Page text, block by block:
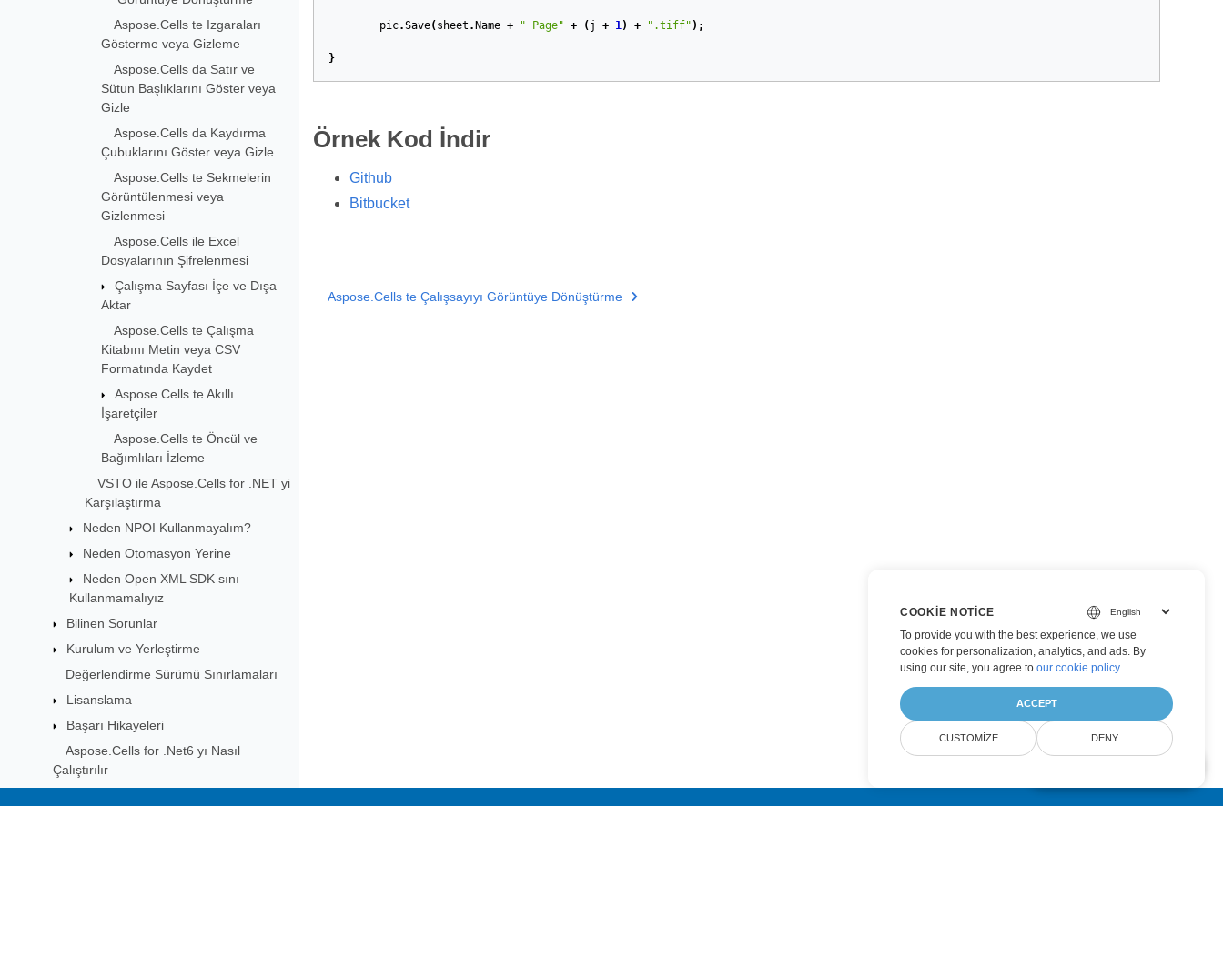
Aspose.Cells te Izgaraları
Gösterme veya Gizleme
Aspose.Cells da Satır ve
Sütun Başlıklarını Göster veya
Gizle
Aspose.Cells da Kaydırma
Çubuklarını Göster veya Gizle
Aspose.Cells te Sekmelerin
Görüntülenmesi veya
Gizlenmesi
Aspose.Cells ile Excel
Dosyalarının Şifrelenmesi
Çalışma Sayfası İçe ve Dışa
Aktar
Aspose.Cells te Çalışma
Kitabını Metin veya CSV
Formatında Kaydet
Aspose.Cells te Akıllı
İşaretçiler
Aspose.Cells te Öncül ve
Bağımlıları İzleme
VSTO ile Aspose.Cells for .NET yi
Karşılaştırma
Neden NPOI Kullanmayalım?
Neden Otomasyon Yerine
Neden Open XML SDK sını
Kullanmamalıyız
Bilinen Sorunlar
Kurulum ve Yerleştirme
Değerlendirme Sürümü Sınırlamaları
Lisanslama
Başarı Hikayeleri
Aspose.Cells for .Net6 yı Nasıl
Çalıştırılır
pic.Save( sheet . Name + " Page" + ( j + 1) + ".tiff" );
}
Örnek Kod İndir
Github
Bitbucket
Aspose.Cells te Çalışsayıyı Görüntüye Dönüştürme
COOKIE NOTICE
To provide you with the best experience, we use
cookies for personalization, analytics, and ads. By
using our site, you agree to our cookie policy.
ACCEPT
CUSTOMIZE DENY